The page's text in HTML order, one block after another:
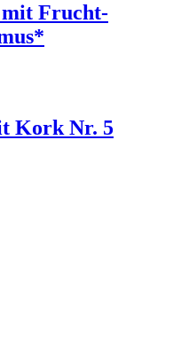
Frucht-
Kork Nr. 5